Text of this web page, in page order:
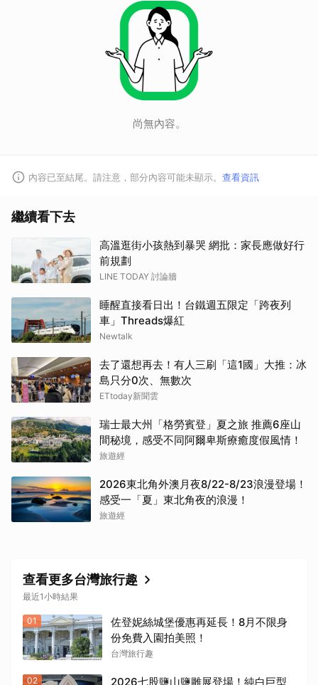
尚無內容。
內容已至結尾。請注意，部分內容可能未顯示。 查看資訊
繼續看下去
高溫逛街小孩熱到暴哭 網批：家長應做好行
前規劃
LINE TODAY 討論牆
睡醒直接看日出！台鐵週五限定「跨夜列
車」Threads爆紅
Newtalk
去了還想再去！有人三刷「這1國」大推：冰
島只分0次、無數次
ETtoday新聞雲
瑞士最大州「格勞賓登」夏之旅 推薦6座山
間秘境，感受不同阿爾卑斯療癒度假風情！
旅遊經
2026東北角外澳月夜8/22-8/23浪漫登場！
感受一「夏」東北角夜的浪漫！
旅遊經
查看更多台灣旅行趣
最近1小時結果
01
佐登妮絲城堡優惠再延長！8月不限身
份免費入園拍美照！
台灣旅行趣
02 2026七股鹽山鹽雕展登場！純白巨型